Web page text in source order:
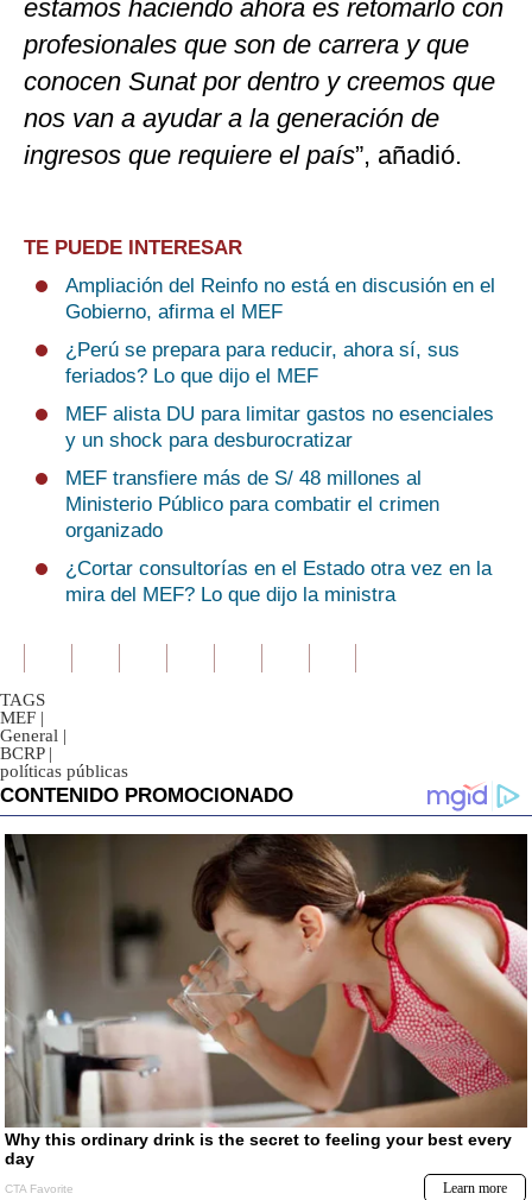
estamos haciendo ahora es retomarlo con
profesionales que son de carrera y que
conocen Sunat por dentro y creemos que
nos van a ayudar a la generación de
ingresos que requiere el país”, añadió.
TE PUEDE INTERESAR
Ampliación del Reinfo no está en discusión en el
Gobierno, afirma el MEF
¿Perú se prepara para reducir, ahora sí, sus
feriados? Lo que dijo el MEF
MEF alista DU para limitar gastos no esenciales
y un shock para desburocratizar
MEF transfiere más de S/ 48 millones al
Ministerio Público para combatir el crimen
organizado
¿Cortar consultorías en el Estado otra vez en la
mira del MEF? Lo que dijo la ministra
TAGS
MEF |
General |
BCRP |
políticas públicas